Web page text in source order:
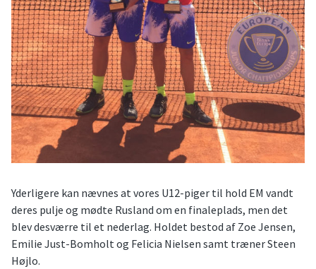
Yderligere kan nævnes at vores U12-piger til hold EM vandt
deres pulje og mødte Rusland om en finaleplads, men det
blev desværre til et nederlag. Holdet bestod af Zoe Jensen,
Emilie Just-Bomholt og Felicia Nielsen samt træner Steen
Højlo.